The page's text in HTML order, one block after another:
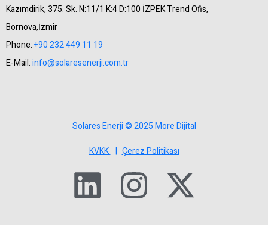
Kazımdirik, 375. Sk. N:11/1 K:4 D:100 İZPEK Trend Ofis,
Bornova,İzmir
Phone:+90 232 449 11 19
E-Mail:info@solaresenerji.com.tr
Solares Enerji © 2025 More Dijital
KVKK | Çerez Politikası